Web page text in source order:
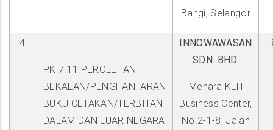
Bangi, Selangor
4.
PK 7.11 PEROLEHAN
BEKALAN/PENGHANTARAN
BUKU CETAKAN/TERBITAN
DALAM DAN LUAR NEGARA
INNOWAWASAN
SDN. BHD.
Menara KLH
Business Center,
No.2-1-8, Jalan